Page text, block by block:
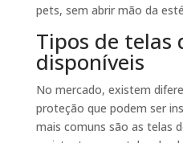
pets, sem abrir mão da
Tipos de telas
disponíveis
No mercado, existem
proteção que podem ser
mais comuns são as telas